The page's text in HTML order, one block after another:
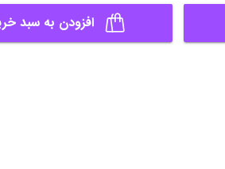
افزودن به سبد